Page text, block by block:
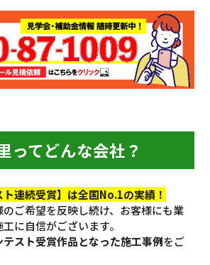
ってどんな会社？
ト連続受賞】は全国No.1の実績！
ご希望を反映し続け、お客様にも業
に自信がございます。
テスト受賞作品となった施工事例をご